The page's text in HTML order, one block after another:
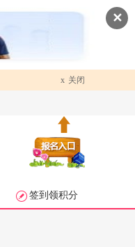
✕
x 关闭
签到领积分